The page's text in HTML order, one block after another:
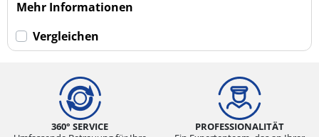
Mehr Informationen
Vergleichen
360° SERVICE
PROFESSIONALITÄT